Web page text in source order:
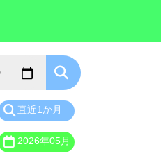
直近1か月
2026年05月